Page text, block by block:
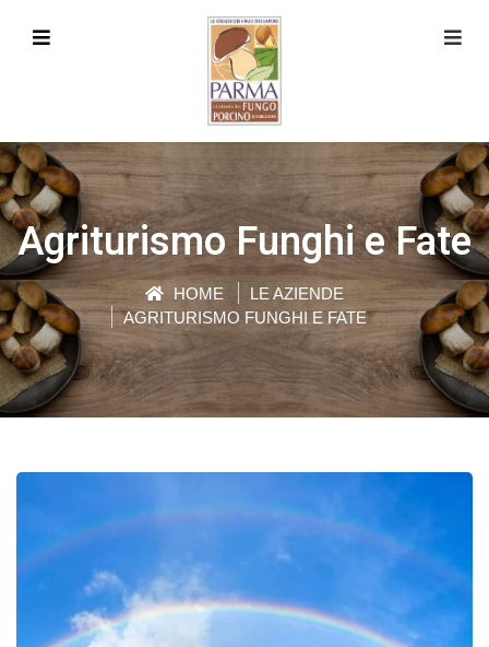
Agriturismo Funghi e Fate
HOME
LE AZIENDE
AGRITURISMO FUNGHI E FATE